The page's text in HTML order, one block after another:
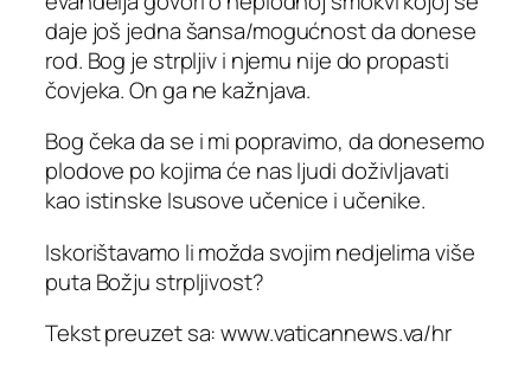
daje još jedna šansa/mogućnost da donese
rod. Bog je strpljiv i njemu nije do propasti
čovjeka. On ga ne kažnjava.
Bog čeka da se i mi popravimo, da donesemo
plodove po kojima će nas ljudi doživljavati
kao istinske Isusove učenice i učenike.
Iskorištavamo li možda svojim nedjelima više
puta Božju strpljivost?
Tekst preuzet sa: www.vaticannews.va/hr